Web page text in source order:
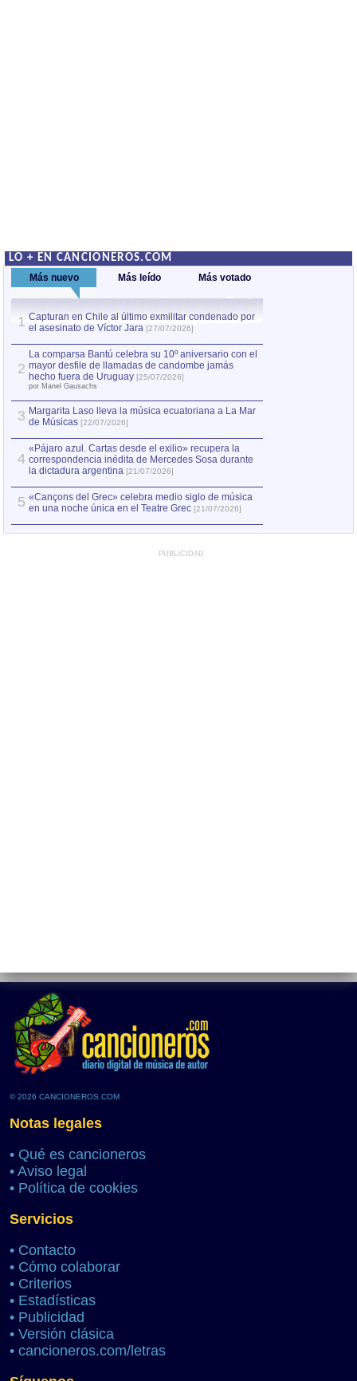
LO + EN CANCIONEROS.COM
Más nuevo Más leído Más votado
1 Capturan en Chile al último exmilitar condenado por
el asesinato de Víctor Jara [27/07/2026]
2
La comparsa Bantú celebra su 10º aniversario con el
mayor desfile de llamadas de candombe jamás
hecho fuera de Uruguay [25/07/2026]
por Manel Gausachs
3 Margarita Laso lleva la música ecuatoriana a La Mar
de Músicas [22/07/2026]
4
«Pájaro azul. Cartas desde el exilio» recupera la
correspondencia inédita de Mercedes Sosa durante
la dictadura argentina [21/07/2026]
5 «Cançons del Grec» celebra medio siglo de música
en una noche única en el Teatre Grec [21/07/2026]
PUBLICIDAD
© 2026 CANCIONEROS.COM
Notas legales
• Qué es cancioneros
• Aviso legal
• Política de cookies
Servicios
• Contacto
• Cómo colaborar
• Criterios
• Estadísticas
• Publicidad
• Versión clásica
• cancioneros.com/letras